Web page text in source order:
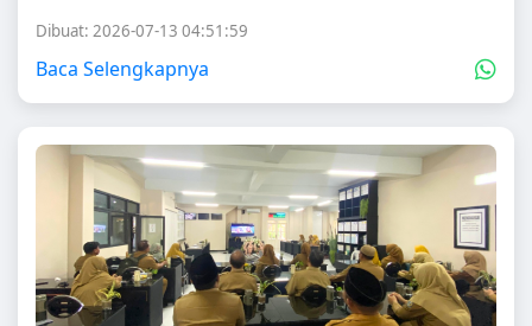
Dibuat: 2026-07-13 04:51:59
Baca Selengkapnya